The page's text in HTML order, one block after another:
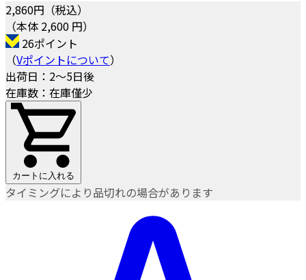
2,860円（税込）
（本体 2,600 円）
26ポイント
（Vポイントについて）
出荷日：2～5日後
在庫数：在庫僅少
カートに入れる
タイミングにより品切れの場合があります